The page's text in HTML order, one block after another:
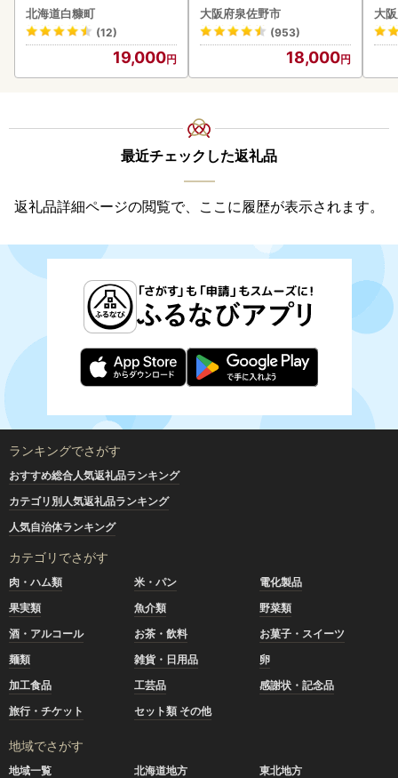
北海道白糠町
(12)
19,000
大阪府泉佐野市
(953)
18,000
大
最近チェックした返礼品
返礼品詳細ページの閲覧で、ここに履歴が表示されます。
ランキングでさがす
おすすめ総合人気返礼品ランキング
カテゴリ別人気返礼品ランキング
人気自治体ランキング
カテゴリでさがす
肉・ハム類 米・パン
電化製品
果実類
魚介類
野菜類
酒・アルコール
お茶・飲料
お菓子・スイーツ
麺類
雑貨・日用品
卵
加工食品
工芸品
感謝状・記念品
旅行・チケット
セット類 その他
地域でさがす
地域一覧 北海道地方
東北地方